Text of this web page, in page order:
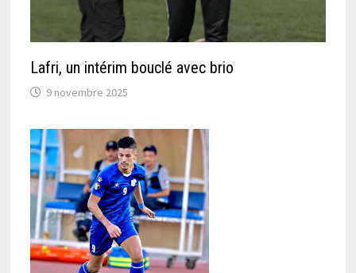
Lafri, un intérim bouclé avec brio
9 novembre 2025